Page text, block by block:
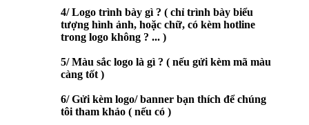
4/ Logo trình bày gì ? ( chỉ trình bày biểu
tượng hình ảnh, hoặc chữ, có kèm hotline
trong logo không ? ... )
5/ Màu sắc logo là gì ? ( nếu gửi kèm mã màu
càng tốt )
6/ Gửi kèm logo/ banner bạn thích để chúng
tôi tham khảo ( nếu có )